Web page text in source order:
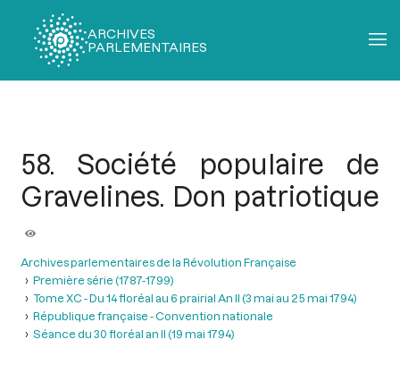
ARCHIVES
PARLEMENTAIRES
58. Société populaire de
Gravelines. Don patriotique
Archives parlementaires de la Révolution Française
Première série (1787-1799)
Tome XC - Du 14 floréal au 6 prairial An II (3 mai au 25 mai 1794)
République française - Convention nationale
Séance du 30 floréal an II (19 mai 1794)